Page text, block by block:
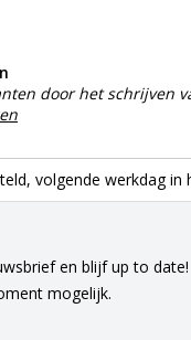
door het schrijven
volgende werkdag in
en blijf up to date!
mogelijk.